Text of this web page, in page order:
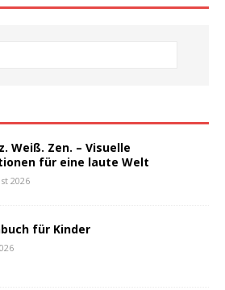
Weiß. Zen. – Visuelle
für eine laute Welt
2026
für Kinder